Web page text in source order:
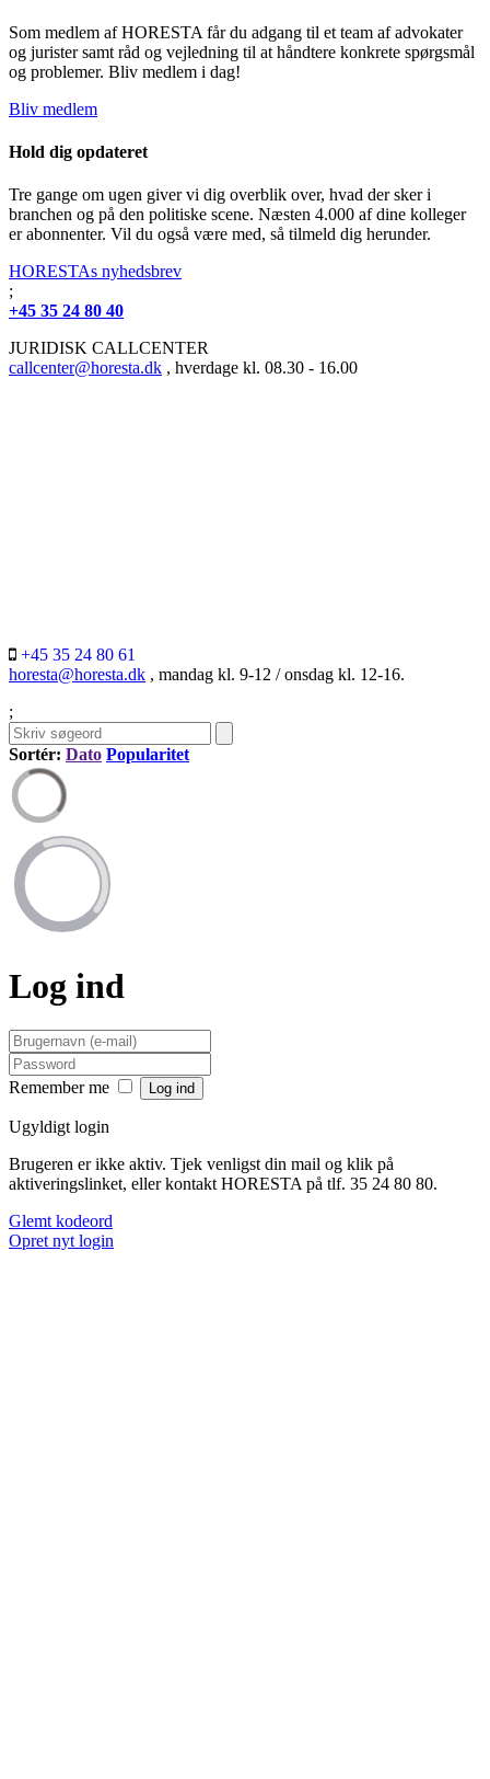
Som medlem af HORESTA får du adgang til et team af advokater
og jurister samt råd og vejledning til at håndtere konkrete spørgsmål
og problemer. Bliv medlem i dag!
Bliv medlem
Hold dig opdateret
Tre gange om ugen giver vi dig overblik over, hvad der sker i
branchen og på den politiske scene. Næsten 4.000 af dine kolleger
er abonnenter. Vil du også være med, så tilmeld dig herunder.
HORESTAs nyhedsbrev
;
+45 35 24 80 40
JURIDISK CALLCENTER
callcenter@horesta.dk , hverdage kl. 08.30 - 16.00
+45 35 24 80 61
horesta@horesta.dk , mandag kl. 9-12 / onsdag kl. 12-16.
;
Sortér: Dato Popularitet
Log ind
Remember me
Ugyldigt login
Brugeren er ikke aktiv. Tjek venligst din mail og klik på
aktiveringslinket, eller kontakt HORESTA på tlf. 35 24 80 80.
Glemt kodeord
Opret nyt login